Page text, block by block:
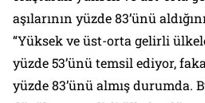
aşılarının yüzde 83’ünü
“Yüksek ve üst-orta gelirli
yüzde 53’ünü temsil ediyor,
yüzde 83’ünü almış durumda.